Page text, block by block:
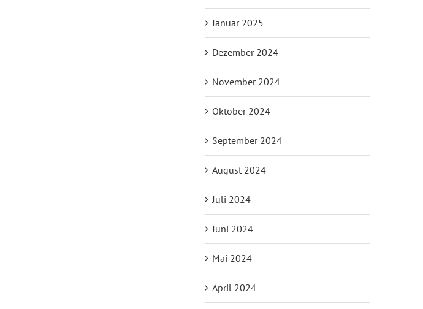
Januar 2025
Dezember 2024
November 2024
Oktober 2024
September 2024
August 2024
Juli 2024
Juni 2024
Mai 2024
April 2024